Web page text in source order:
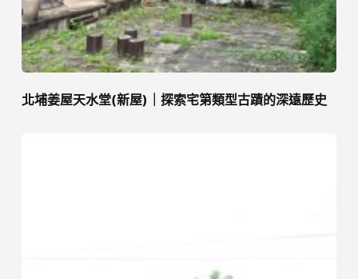
北埔姜屋天水堂(新屋)｜探索宅第類型古蹟的深遠歷史